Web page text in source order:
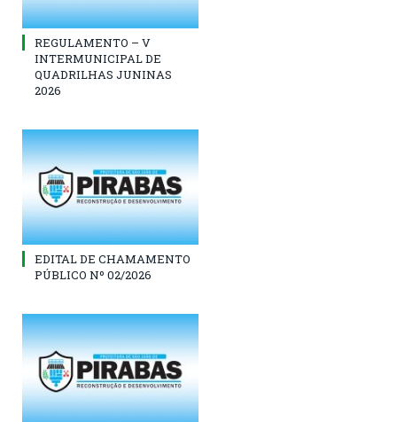
REGULAMENTO – V
INTERMUNICIPAL DE
QUADRILHAS JUNINAS
2026
EDITAL DE CHAMAMENTO
PÚBLICO Nº 02/2026